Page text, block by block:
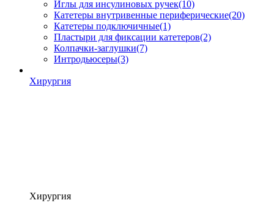
Иглы для инсулиновых ручек(10)
Катетеры внутривенные периферические(20)
Катетеры подключичные(1)
Пластыри для фиксации катетеров(2)
Колпачки-заглушки(7)
Интродьюсеры(3)
Хирургия
Хирургия